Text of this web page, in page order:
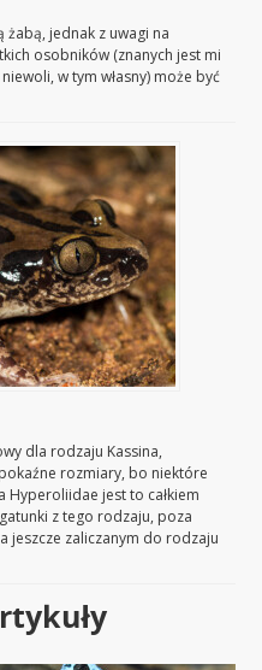
jednak z uwagi na
osobników (znanych jest mi
w tym własny) może być
dla rodzaju Kassina,
rozmiary, bo niektóre
Hyperoliidae jest to całkiem
z tego rodzaju, poza
jeszcze zaliczanym do rodzaju